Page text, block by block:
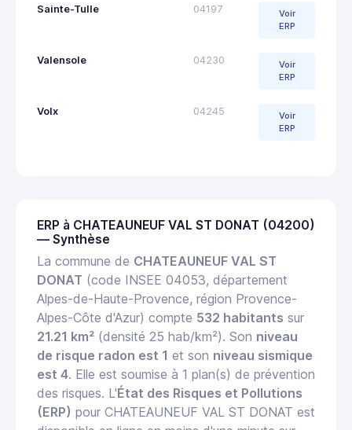
Sainte-Tulle 04197
Voir
ERP
Valensole 04230
Voir
ERP
Volx 04245
Voir
ERP
ERP à CHATEAUNEUF VAL ST DONAT (04200)
— Synthèse
La commune de CHATEAUNEUF VAL ST
DONAT (code INSEE 04053, département
Alpes-de-Haute-Provence, région Provence-
Alpes-Côte d'Azur) compte 532 habitants sur
21.21 km² (densité 25 hab/km²). Son niveau
de risque radon est 1 et son niveau sismique
est 4. Elle est soumise à 1 plan(s) de prévention
des risques. L'État des Risques et Pollutions
(ERP) pour CHATEAUNEUF VAL ST DONAT est